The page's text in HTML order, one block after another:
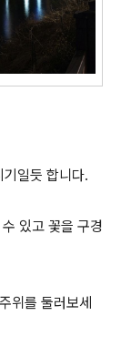
일듯 합니다.
있고 꽃을 구경
위를 둘러보세